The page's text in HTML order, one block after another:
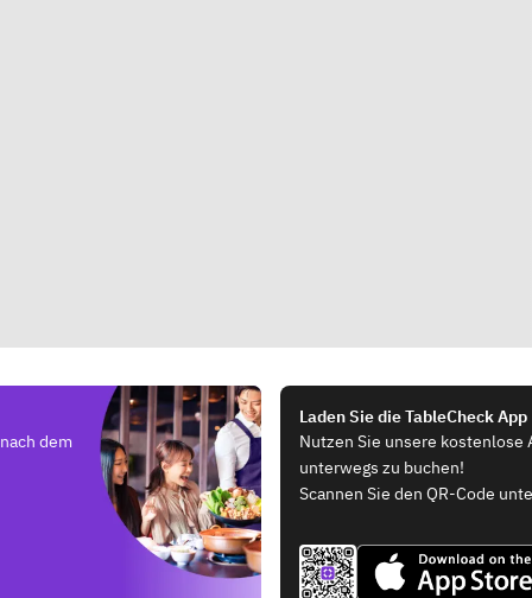
dem
Laden Sie die TableCheck
Nutzen Sie unsere kostenlose
unterwegs zu buchen!
Scannen Sie den QR-Code